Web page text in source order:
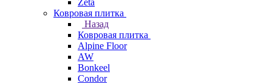
Zeta
Ковровая плитка
Назад
Ковровая плитка
Alpine Floor
AW
Bonkeel
Condor